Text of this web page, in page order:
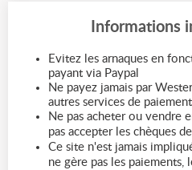
Informations
Evitez les arnaques en
payant via Paypal
Ne payez jamais par
autres services de
Ne pas acheter ou vendre
pas accepter les chèques
Ce site n'est jamais
ne gère pas les paiements,